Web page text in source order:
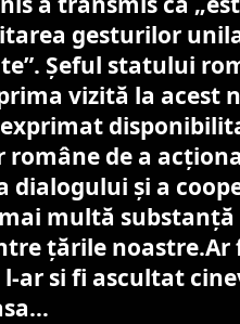
gesturilor
Șeful statului
vizită la acest
de a
dialogului și a
multă
țările noastre.Ar
ar si fi ascultat